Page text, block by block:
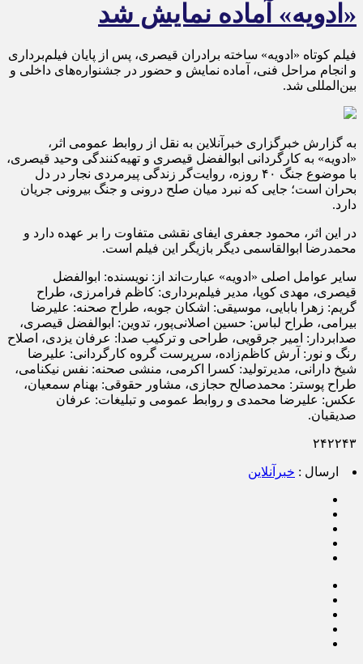
«ادویه» آماده نمایش شد
فیلم کوتاه «ادویه» ساخته برادران قیصری، پس از پایان فیلم‌برداری
و انجام مراحل فنی، آماده نمایش و حضور در جشنواره‌های داخلی و
بین‌المللی شد.
به گزارش خبرگزاری خبرآنلاین به نقل از روابط عمومی اثر،
«ادویه» به کارگردانی ابوالفضل قیصری و تهیه‌کنندگی وحید قیصری،
با موضوع جنگ ۴۰ روزه، روایت‌گر زندگی پیرمردی نجار در دل
بحران است؛ جایی که نبرد میان صلح درونی و جنگ بیرونی جریان
دارد.
در این اثر، محمود جعفری ایفای نقشی متفاوت را بر عهده دارد و
محمدرضا ابوالقاسمی دیگر بازیگر این فیلم است.
سایر عوامل اصلی «ادویه» عبارت‌اند از: نویسنده: ابوالفضل
قیصری، مهدی کوپا، مدیر فیلم‌برداری: کاظم فرامرزی، طراح
گریم: زهرا بابایی، موسیقی: اشکان جوبه، طراح صحنه: علیرضا
بیرامی، طراح لباس: حسین اصلانی‌پور، تدوین: ابوالفضل قیصری،
صدابردار: امیر جرقویی، طراحی و ترکیب صدا: عرفان یزدی، اصلاح
رنگ و نور: آرش کاظم‌زاده، سرپرست گروه کارگردانی: علیرضا
شیخ دارانی، مدیرتولید: کسرا اکرمی، منشی صحنه: نفس نیکنامی،
طراح پوستر: محمدصالح حجازی، مشاور حقوقی: بهنام سمعیان،
عکس: علیرضا محمدی و روابط عمومی و تبلیغات: عرفان
صدیقیان.
۲۴۲۲۴۳
ارسال : خبرآنلاین